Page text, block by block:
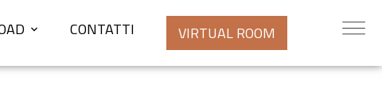
CONTATTI VIRTUAL ROOM